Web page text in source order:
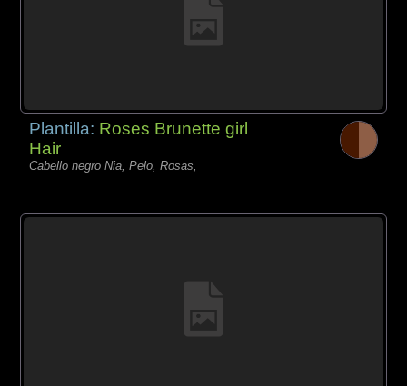
Plantilla: Roses Brunette girl
Hair
Cabello negro Nia, Pelo, Rosas,